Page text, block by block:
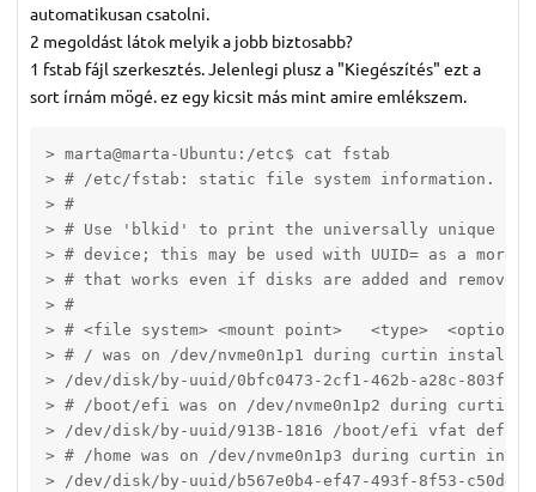
automatikusan csatolni.
2 megoldást látok melyik a jobb biztosabb?
1 fstab fájl szerkesztés. Jelenlegi plusz a "Kiegészítés" ezt a
sort írnám mögé. ez egy kicsit más mint amire emlékszem.
> marta@marta-Ubuntu:/etc$ cat fstab
> # /etc/fstab: static file system information.
> #
> # Use 'blkid' to print the universally unique
> # device; this may be used with UUID= as a more
> # that works even if disks are added and
> #
> # <file system> <mount point>   <type>
> # / was on /dev/nvme0n1p1 during curtin
> /dev/disk/by-uuid/0bfc0473-2cf1-462b-a28c-
> # /boot/efi was on /dev/nvme0n1p2 during curtin
> /dev/disk/by-uuid/913B-1816 /boot/efi vfat
> # /home was on /dev/nvme0n1p3 during curtin
> /dev/disk/by-uuid/b567e0b4-ef47-493f-8f53-